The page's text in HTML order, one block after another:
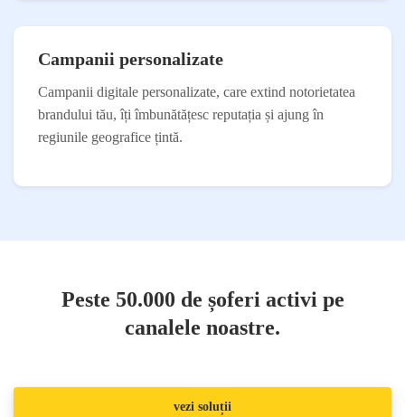
Campanii personalizate
Campanii digitale personalizate, care extind notorietatea
brandului tău, îți îmbunătățesc reputația și ajung în
regiunile geografice țintă.
Peste 50.000 de șoferi activi pe
canalele noastre.
vezi soluții